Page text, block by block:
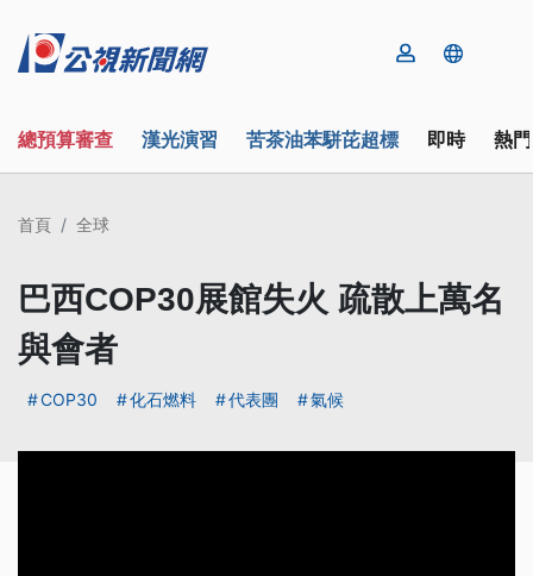
總預算審查 漢光演習 苦茶油苯駢芘超標 即時 熱
首頁 全球
巴西COP30展館失火 疏散上萬名
與會者
COP30 化石燃料 代表團 氣候